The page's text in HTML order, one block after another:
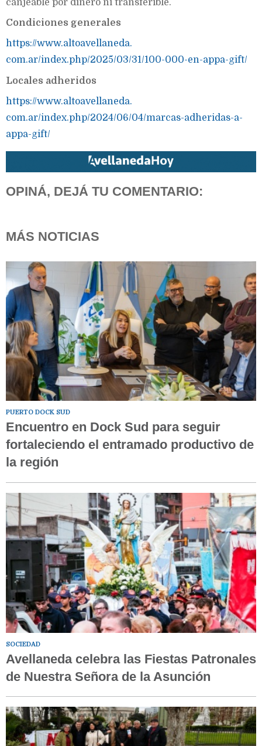
canjeable por dinero ni transferible.
Condiciones generales
https://www.altoavellaneda.
com.ar/index.php/2025/03/31/100-000-en-appa-gift/
Locales adheridos
https://www.altoavellaneda.
com.ar/index.php/2024/06/04/marcas-adheridas-a-
appa-gift/
OPINÁ, DEJÁ TU COMENTARIO:
MÁS NOTICIAS
PUERTO DOCK SUD
Encuentro en Dock Sud para seguir
fortaleciendo el entramado productivo de
la región
SOCIEDAD
Avellaneda celebra las Fiestas Patronales
de Nuestra Señora de la Asunción